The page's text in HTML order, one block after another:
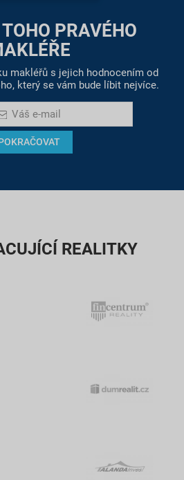
PRAVÉHO
makléřů s jejich hodnocením od
který se vám bude líbit nejvíce.
Váš e-mail
REALITKY